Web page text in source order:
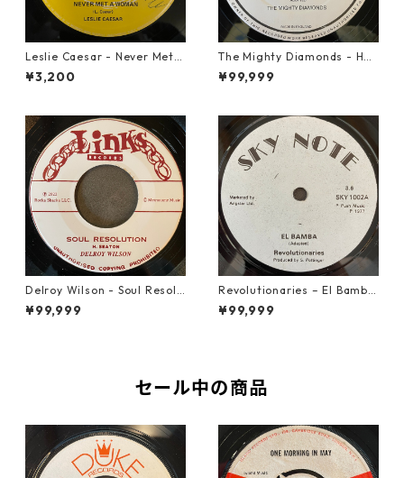
Leslie Caesar - Never Met A
Woman【12-50067】
¥3,200
The Mighty Diamonds - Hey
Girl【12-50053】
¥99,999
Delroy Wilson - Soul Resolu
tion【7-21935】
¥99,999
Revolutionaries – El Bamba
【7-21855】
¥99,999
セール中の商品